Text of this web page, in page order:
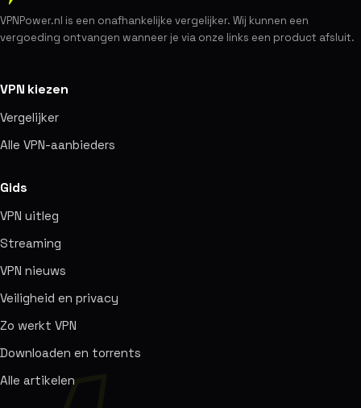
VPNPower.nl is een onafhankelijke vergelijker. Wij kunnen een
vergoeding ontvangen wanneer je via onze links een product afsluit.
VPN kiezen
Vergelijker
Alle VPN-aanbieders
Gids
VPN uitleg
Streaming
VPN nieuws
Veiligheid en privacy
Zo werkt VPN
Downloaden en torrents
Alle artikelen